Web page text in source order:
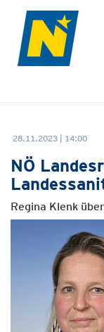
28.11.2023 | 14:00
NÖ
Regina Klenk